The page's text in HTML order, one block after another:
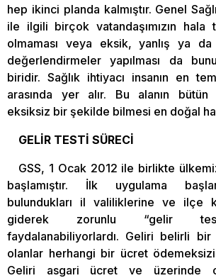
hep ikinci planda kalmıştır. Genel
ile ilgili birçok vatandaşımızın hala
olmaması veya eksik, yanlış ya
değerlendirmeler yapılması da
biridir. Sağlık ihtiyacı insanın en
arasında yer alır. Bu alanın bütün
eksiksiz bir şekilde bilmesi en doğal
GELİR TESTİ SÜRECİ
GSS, 1 Ocak 2012 ile birlikte
başlamıştır. İlk uygulama
bulundukları il valiliklerine ve ilçe
giderek zorunlu “gelir
faydalanabiliyorlardı. Geliri belirli bir
olanlar herhangi bir ücret
Geliri asgari ücret ve üzerinde